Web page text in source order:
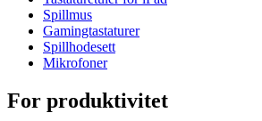
Spillmus
Gamingtastaturer
Spillhodesett
Mikrofoner
For produktivitet